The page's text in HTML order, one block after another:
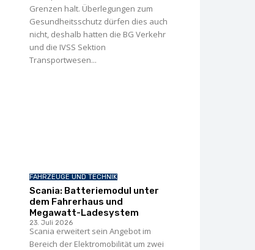
Grenzen halt. Überlegungen zum
Gesundheitsschutz dürfen dies auch
nicht, deshalb hatten die BG Verkehr
und die IVSS Sektion
Transportwesen...
FAHRZEUGE UND TECHNIK
Scania: Batteriemodul unter
dem Fahrerhaus und
Megawatt-Ladesystem
23. Juli 2026
Scania erweitert sein Angebot im
Bereich der Elektromobilität um zwei